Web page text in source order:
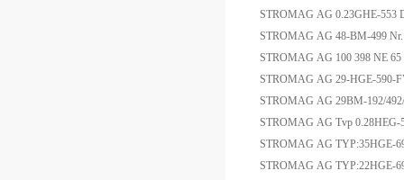
STROMAG AG 0.23GHE-553
STROMAG AG 48-BM-499
STROMAG AG 100 398 NE
STROMAG AG 29-HGE-590-
STROMAG AG 29BM-192/
STROMAG AG Tvp
STROMAG AG TYP:35HGE-
STROMAG AG TYP:22HGE-